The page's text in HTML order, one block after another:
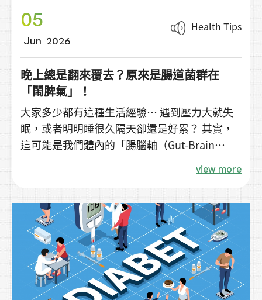
05
Jun 2026
Health Tips
晚上總是翻來覆去？原來是腸道菌群在
「鬧脾氣」！
大家多少都有這種生活經驗… 遇到壓力大就失
眠，或者明明睡很久隔天卻還是好累？ 其實，
這可能是我們體內的「腸腦軸（Gut-Brain
像高速公路一樣的雙向通道，腸道裡的「腸道菌
系統來影響我們的睡眠和情緒。
view more